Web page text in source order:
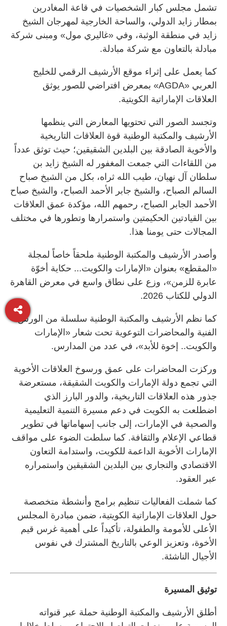
تشمل مجلس كبار الشخصيات في قاعة المغادرين
بمطار زايد الدولي، والساحة الخارجية لمهرجان الشيخ
زايد في منطقة الوثبة، وفي «غاليري مول» ومبنى شركة
مبادلة بالتعاون مع شركة مبادلة.
كما يعمل على إثراء موقع الأرشيف الرقمي للخليج
العربي «AGDA» بمعرض افتراضي للصور يوثق
العلاقات الإماراتية الكويتية.
وتجسد الصور التي تحتويها المعارض التي ينظمها
الأرشيف والمكتبة الوطنية قوة العلاقات التاريخية
والأخوية الصادقة بين البلدين الشقيقين؛ حيث توثق عدداً
من اللقاءات التي جمعت المغفور له الشيخ زايد بن
سلطان آل نهيان، طيب الله ثراه، بكل من الشيخ صباح
السالم الصباح، والشيخ جابر الأحمد الصباح، والشيخ صباح
الأحمد الجابر الصباح، رحمهم الله، مؤكدة عمق العلاقات
بين القيادتين الحكيمتين واستمرارها وتطورها في مختلف
المجالات حتى يومنا هذا.
وأصدر الأرشيف والمكتبة الوطنية ملحقاً خاصاً لمجلة
«المقطع» بعنوان «الإمارات والكويت... حكاية أخوّة
عابرة للزمن»، وزع على نطاق واسع في معرض القاهرة
الدولي للكتاب 2026.
كما نظم الأرشيف والمكتبة الوطنية سلسلة من الورش
الفنية والمحاضرات التوعوية تحت شعار «الإمارات
والكويت.. إخوة للأبد»، في عدد من المدارس.
وركزت المحاضرات على عمق ورسوخ العلاقات الأخوية
التي تجمع دولة الإمارات والكويت الشقيقة، مستعرضة
جذور هذه العلاقات التاريخية، والدور البارز الذي
اضطلعت به الكويت في دعم مسيرة التنمية التعليمية
والصحية في الإمارات، إلى جانب إسهاماتها في تطوير
قطاعي الإعلام والثقافة. كما سلطت الضوء على مواقف
الإمارات الأخوية الداعمة للكويت، واستدامة التعاون
الاقتصادي والتجاري بين البلدين الشقيقين واستمراره
عبر العقود.
كما شملت الفعاليات تنظيم برامج وأنشطة متخصصة
حول العلاقات الإماراتية الكويتية، ضمن مبادرة المجلس
الأعلى للأمومة والطفولة، تأكيداً على أهمية غرس قيم
الأخوة، وتعزيز الوعي بالتاريخ المشترك في نفوس
الأجيال الناشئة.
توثيق المسيرة
أطلق الأرشيف والمكتبة الوطنية حملة عبر قنواته